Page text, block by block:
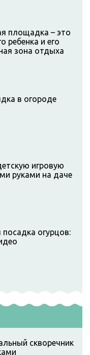
площадка – это
ребенка и его
зона отдыха
в огороде
игровую
руками на даче
огурцов:
скворечник